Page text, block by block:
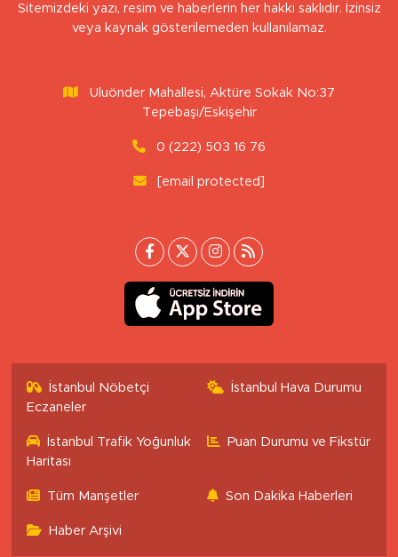
Sitemizdeki yazı, resim ve haberlerin her hakkı saklıdır. İzinsiz
veya kaynak gösterilemeden kullanılamaz.
Uluönder Mahallesi, Aktüre Sokak No:37
Tepebaşı/Eskişehir
0 (222) 503 16 76
[email protected]
İstanbul Nöbetçi
Eczaneler
İstanbul Hava Durumu
İstanbul Trafik Yoğunluk
Haritası
Puan Durumu ve Fikstür
Tüm Manşetler Son Dakika Haberleri
Haber Arşivi